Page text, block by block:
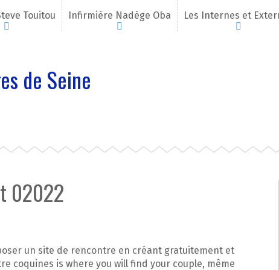
Touitou Infirmière Nadège Oba Les Internes et
de Seine
02022
un site de rencontre en créant gratuitement et
coquines is where you will find your couple, même